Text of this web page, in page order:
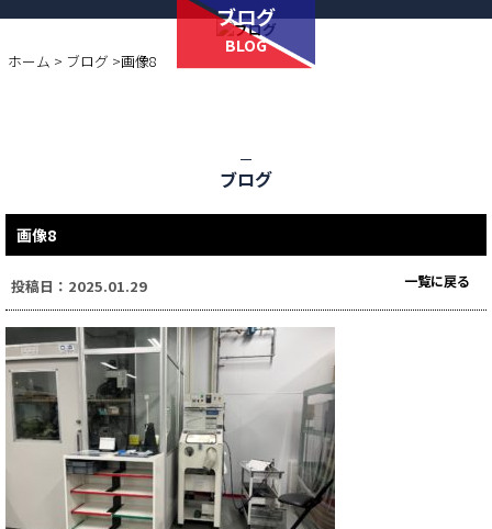
ブログ
BLOG
ホーム > ブログ >画像8
ブログ
画像8
投稿日：2025.01.29 一覧に戻る